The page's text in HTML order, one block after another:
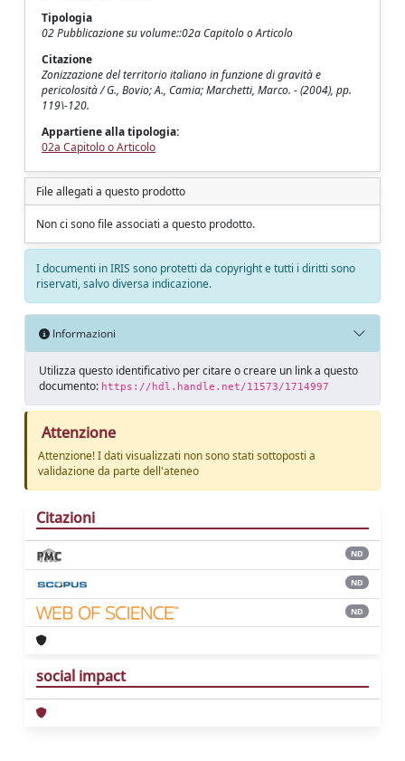
Tipologia
02 Pubblicazione su volume::02a Capitolo o Articolo
Citazione
Zonizzazione del territorio italiano in funzione di gravità e
pericolosità / G., Bovio; A., Camia; Marchetti, Marco. - (2004), pp.
119\-120.
Appartiene alla tipologia:
02a Capitolo o Articolo
File allegati a questo prodotto
Non ci sono file associati a questo prodotto.
I documenti in IRIS sono protetti da copyright e tutti i diritti sono
riservati, salvo diversa indicazione.
Informazioni
Utilizza questo identificativo per citare o creare un link a questo
documento: https://hdl.handle.net/11573/1714997
Attenzione
Attenzione! I dati visualizzati non sono stati sottoposti a
validazione da parte dell'ateneo
Citazioni
ND
ND
ND
social impact